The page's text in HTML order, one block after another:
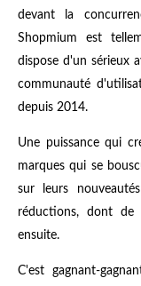
devant la
Shopmium est
dispose d'un sérieux
communauté
depuis 2014.
Une puissance qui
marques qui se
sur leurs
réductions, dont de
ensuite.
C'est gagnant-